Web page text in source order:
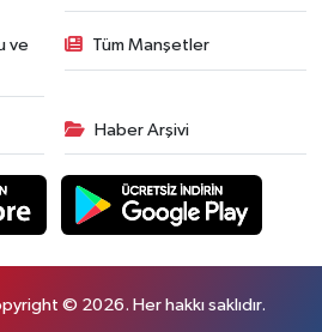
ve
Tüm Manşetler
Haber Arşivi
© 2026. Her hakkı saklıdır.